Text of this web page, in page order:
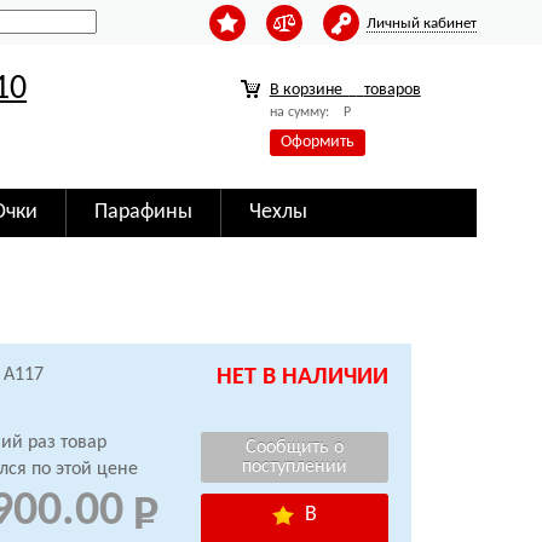
Личный кабинет
В корзине товаров
на сумму: Р
Оформить
Парафины Чехлы
A117 НЕТ В НАЛИЧИИ
раз товар
по этой цене
В